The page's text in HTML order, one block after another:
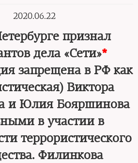
2020.06.22
признал
дела «Сети»*
запрещена в РФ как
Виктора
и Юлия Бояршинова
в участии в
террористического
Филинкова